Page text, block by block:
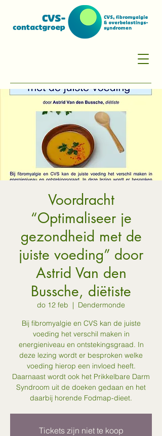
Voordracht
“Optimaliseer je
gezondheid met de
juiste voeding” door
Astrid Van den
Bussche, diëtiste
do 12 feb
  |
Dendermonde
Bij fibromyalgie en CVS kan de juiste
voeding het verschil maken in
energieniveau en ontstekingsgraad. In
deze lezing wordt er besproken welke
voeding hierop een invloed heeft.
Daarnaast wordt ook het Prikkelbare Darm
Syndroom uit de doeken gedaan en het
daarbij horende Fodmap-dieet.
Tickets zijn niet te koop